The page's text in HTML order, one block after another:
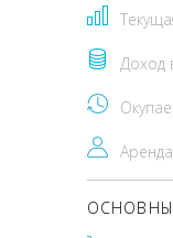
Доход